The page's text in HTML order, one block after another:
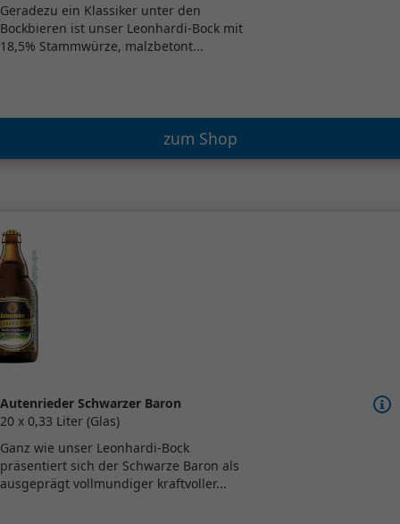
Geradezu ein Klassiker unter den
Bockbieren ist unser Leonhardi-Bock mit
18,5% Stammwürze, malzbetont...
zum Shop
Autenrieder Schwarzer Baron
20 x 0,33 Liter (Glas)
Ganz wie unser Leonhardi-Bock
präsentiert sich der Schwarze Baron als
ausgeprägt vollmundiger kraftvoller...